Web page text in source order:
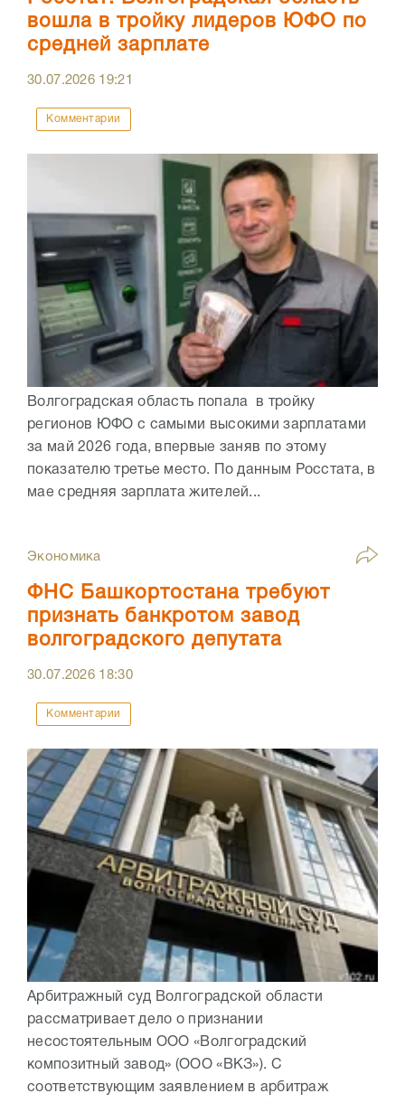
вошла в тройку лидеров ЮФО по
средней зарплате
30.07.2026 19:21
Комментарии
Волгоградская область попала в тройку
регионов ЮФО с самыми высокими зарплатами
за май 2026 года, впервые заняв по этому
показателю третье место. По данным Росстата, в
мае средняя зарплата жителей...
Экономика
ФНС Башкортостана требуют
признать банкротом завод
волгоградского депутата
30.07.2026 18:30
Комментарии
Арбитражный суд Волгоградской области
рассматривает дело о признании
несостоятельным ООО «Волгоградский
композитный завод» (ООО «ВКЗ»). С
соответствующим заявлением в арбитраж